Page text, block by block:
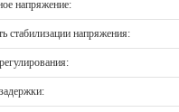
напряжение:
стабилизации напряжения: